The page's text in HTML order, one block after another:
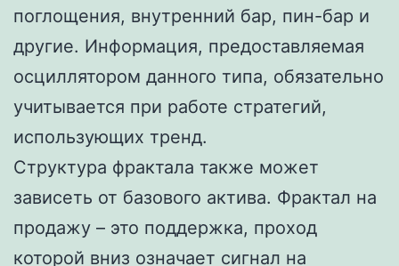
поглощения, внутренний бар, пин-бар и
другие. Информация, предоставляемая
осциллятором данного типа, обязательно
учитывается при работе стратегий,
использующих тренд.
Структура фрактала также может
зависеть от базового актива. Фрактал на
продажу – это поддержка, проход
которой вниз означает сигнал на